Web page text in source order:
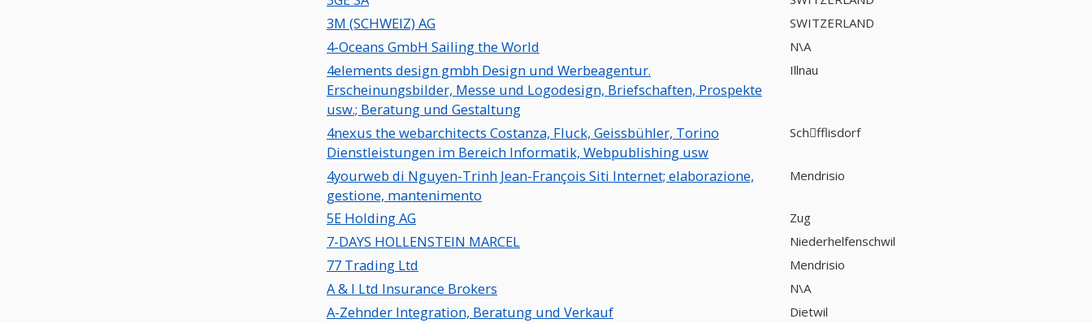
3M (SCHWEIZ) AG SWITZERLAND
4-Oceans GmbH Sailing the World N\A
4elements design gmbh Design und Werbeagentur.
Erscheinungsbilder, Messe und Logodesign, Briefschaften, Prospekte
usw.; Beratung und Gestaltung
Illnau
4nexus the webarchitects Costanza, Fluck, Geissbühler, Torino
Dienstleistungen im Bereich Informatik, Webpublishing usw
Schِfflisdorf
4yourweb di Nguyen-Trinh Jean-François Siti Internet; elaborazione,
gestione, mantenimento
Mendrisio
5E Holding AG Zug
7-DAYS HOLLENSTEIN MARCEL Niederhelfenschwil
77 Trading Ltd Mendrisio
A & I Ltd Insurance Brokers N\A
A-Zehnder Integration, Beratung und Verkauf Dietwil